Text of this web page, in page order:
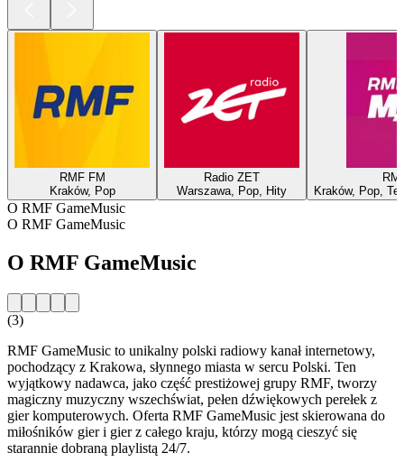
RMF FM
Kraków, Pop
Radio ZET
Warszawa, Pop, Hity
Kraków, Pop,
O RMF GameMusic
O RMF GameMusic
O RMF GameMusic
(3)
RMF GameMusic to unikalny polski radiowy kanał internetowy,
pochodzący z Krakowa, słynnego miasta w sercu Polski. Ten
wyjątkowy nadawca, jako część prestiżowej grupy RMF, tworzy
magiczny muzyczny wszechświat, pełen dźwiękowych perełek z
gier komputerowych. Oferta RMF GameMusic jest skierowana do
miłośników gier i gier z całego kraju, którzy mogą cieszyć się
starannie dobraną playlistą 24/7.